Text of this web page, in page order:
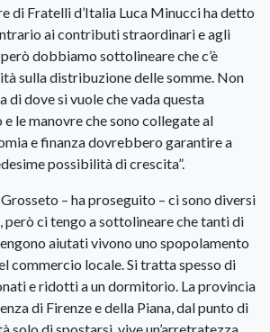
di Fratelli d’Italia Luca Minucci ha detto
ai contributi straordinari e agli
dobbiamo sottolineare che c’è
sulla distribuzione delle somme. Non
di dove si vuole che vada questa
le manovre che sono collegate al
e finanza dovrebbero garantire a
possibilità di crescita”.
– ha proseguito – ci sono diversi
ci tengo a sottolineare che tanti di
aiutati vivono uno spopolamento
commercio locale. Si tratta spesso di
e ridotti a un dormitorio. La provincia
di Firenze e della Piana, dal punto di